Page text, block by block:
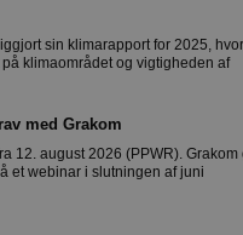
sin klimarapport for 2025, hvor
klimaområdet og vigtigheden af
med Grakom
12. august 2026 (PPWR). Grakom
et webinar i slutningen af juni